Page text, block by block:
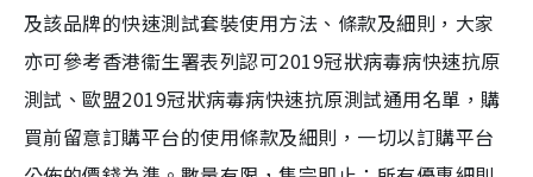
及該品牌的快速測試套裝使用方法、條款及細則，大家
亦可參考香港衞生署表列認可2019冠狀病毒病快速抗原
測試、歐盟2019冠狀病毒病快速抗原測試通用名單，購
買前留意訂購平台的使用條款及細則，一切以訂購平台